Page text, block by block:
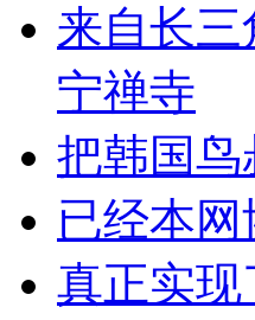
来自长
宁禅寺
把韩国
已经本
真正实